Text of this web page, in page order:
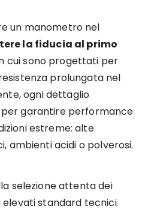
un manometro nel
la fiducia al primo
cui sono progettati per
prolungata nel
ogni dettaglio
garantire performance
estreme: alte
ambienti acidi o polverosi.
selezione attenta dei
standard tecnici.